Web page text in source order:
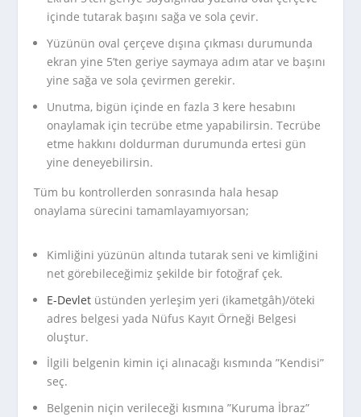
içinde tutarak başını sağa ve sola çevir.
Yüzünün oval çerçeve dışına çıkması durumunda
ekran yine 5’ten geriye saymaya adım atar ve başını
yine sağa ve sola çevirmen gerekir.
Unutma, bigün içinde en fazla 3 kere hesabını
onaylamak için tecrübe etme yapabilirsin. Tecrübe
etme hakkını doldurman durumunda ertesi gün
yine deneyebilirsin.
Tüm bu kontrollerden sonrasında hala hesap
onaylama sürecini tamamlayamıyorsan;
Kimliğini yüzünün altında tutarak seni ve kimliğini
net görebileceğimiz şekilde bir fotoğraf çek.
E-Devlet üstünden yerleşim yeri (ikametgâh)/öteki
adres belgesi yada Nüfus Kayıt Örneği Belgesi
oluştur.
İlgili belgenin kimin içi alınacağı kısmında ”Kendisi”
seç.
Belgenin niçin verileceği kısmına ”Kuruma İbraz”